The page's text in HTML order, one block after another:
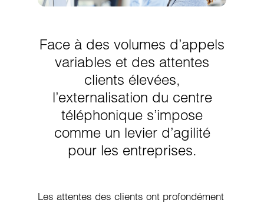
Face à des volumes d’appels
variables et des attentes
clients élevées,
l’externalisation du centre
téléphonique s’impose
comme un levier d’agilité
pour les entreprises.
Les attentes des clients ont profondément